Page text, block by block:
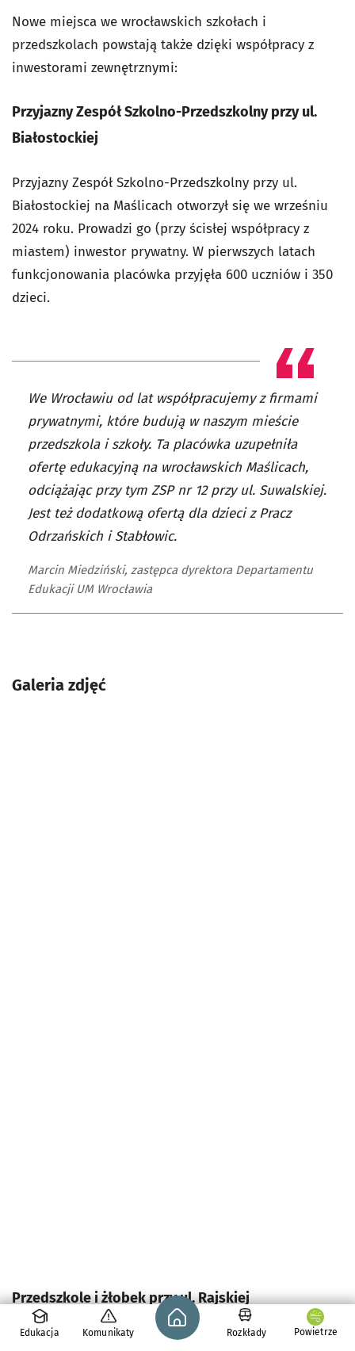
Nowe miejsca we wrocławskich szkołach i
przedszkolach powstają także dzięki współpracy z
inwestorami zewnętrznymi:
Przyjazny Zespół Szkolno-Przedszkolny przy ul.
Białostockiej
Przyjazny Zespół Szkolno-Przedszkolny przy ul.
Białostockiej na Maślicach otworzył się we wrześniu
2024 roku. Prowadzi go (przy ścisłej współpracy z
miastem) inwestor prywatny. W pierwszych latach
funkcjonowania placówka przyjęła 600 uczniów i 350
dzieci.
We Wrocławiu od lat współpracujemy z firmami
prywatnymi, które budują w naszym mieście
przedszkola i szkoły. Ta placówka uzupełniła
ofertę edukacyjną na wrocławskich Maślicach,
odciążając przy tym ZSP nr 12 przy ul. Suwalskiej.
Jest też dodatkową ofertą dla dzieci z Pracz
Odrzańskich i Stabłowic.
Marcin Miedziński, zastępca dyrektora Departamentu
Edukacji UM Wrocławia
Galeria zdjęć
Przedszkole i żłobek przy ul. Rajskiej
W placówce oświatowej na wrocławskich Złotnikach,
Edukacja Komunikaty
Strona główna - wroclaw.pl
Rozkłady Powietrze